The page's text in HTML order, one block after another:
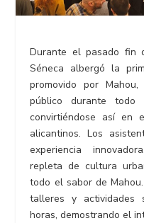
Durante el pasado fin
Séneca albergó la
promovido por
público durante
convirtiéndose así en
alicantinos. Los
experiencia
repleta de cultura
todo el sabor de
talleres y actividades
horas, demostrando el